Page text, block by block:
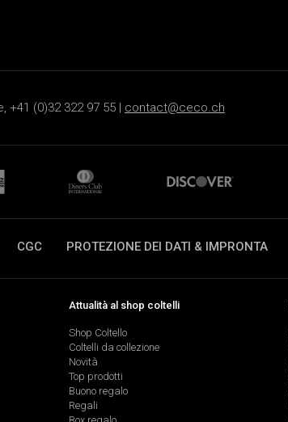
+41 (0)32 322 97 55 | contact@ceco.ch
CGC PROTEZIONE DEI DATI & IMPRONTA
Attualità al shop coltelli
Shop Coltello
Coltelli da collezione
Novità
Top prodotti
Buono regalo
Regali